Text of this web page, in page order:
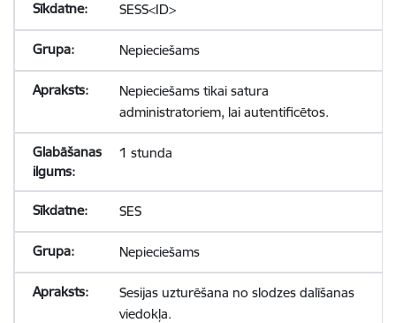
SESS<ID>
Nepieciešams
Nepieciešams tikai satura
administratoriem, lai autentificētos.
1 stunda
SES
Nepieciešams
Sesijas uzturēšana no slodzes dalīšanas
viedokļa.